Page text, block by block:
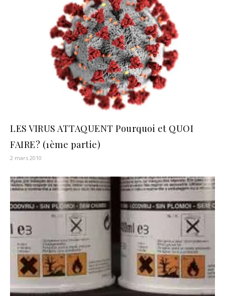
LES VIRUS ATTAQUENT Pourquoi et QUOI
FAIRE? (1ème partie)
2 mars 2010